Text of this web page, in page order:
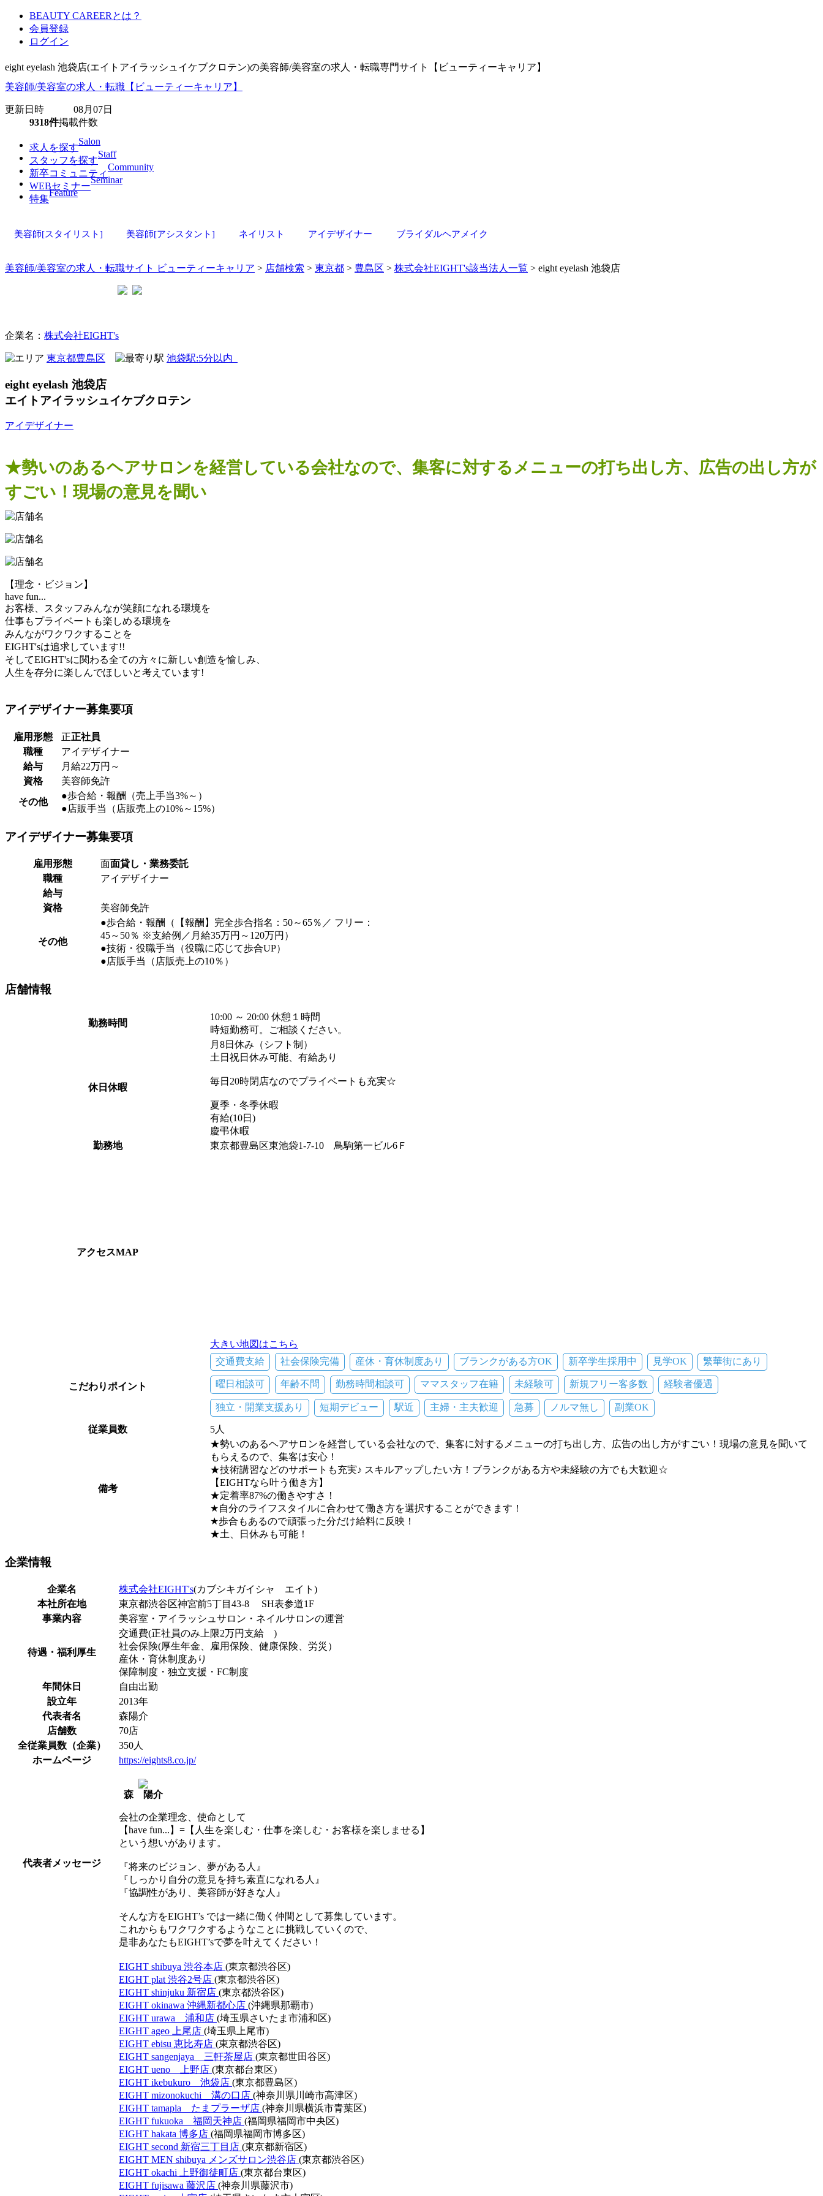
BEAUTY CAREERとは？
会員登録
ログイン
eight eyelash 池袋店(エイトアイラッシュイケブクロテン)の美容師/美容室の求人・転職専門サイト【ビューティーキャリア】
美容師/美容室の求人・転職【ビューティーキャリア】
更新日時 08月07日
9318件掲載件数
求人を探す
Salon
スタッフを探す
Staff
新卒コミュニティ
Community
WEBセミナー
Seminar
特集
Feature
美容師[スタイリスト] 美容師[アシスタント] ネイリスト アイデザイナー ブライダルヘアメイク
美容師/美容室の求人・転職サイト ビューティーキャリア > 店舗検索 > 東京都 > 豊島区 > 株式会社EIGHT's該当法人一覧 > eight eyelash 池袋店
企業名： 株式会社EIGHT's
東京都豊島区 池袋駅:5分以内
eight eyelash 池袋店
エイトアイラッシュイケブクロテン
アイデザイナー
★勢いのあるヘアサロンを経営している会社なので、集客に対するメニューの打ち出し方、広告の出し方が
すごい！現場の意見を聞い
【理念・ビジョン】
have fun...
お客様、スタッフみんなが笑顔になれる環境を
仕事もプライベートも楽しめる環境を
みんながワクワクすることを
EIGHT'sは追求しています!!
そしてEIGHT'sに関わる全ての方々に新しい創造を愉しみ、
人生を存分に楽しんでほしいと考えています!
アイデザイナー募集要項
雇用形態 正正社員
職種
アイデザイナー
給与
月給22万円～
資格
美容師免許
その他
●歩合給・報酬（売上手当3%～）
●店販手当（店販売上の10%～15%）
アイデザイナー募集要項
雇用形態 面面貸し・業務委託
職種
アイデザイナー
給与
資格
美容師免許
その他
●歩合給・報酬（【報酬】完全歩合指名：50～65％／ フリー：
45～50％ ※支給例／月給35万円～120万円）
●技術・役職手当（役職に応じて歩合UP）
●店販手当（店販売上の10％）
店舗情報
勤務時間
10:00 ～ 20:00 休憩１時間
時短勤務可。ご相談ください。
休日休暇
月8日休み（シフト制）
土日祝日休み可能、有給あり
毎日20時閉店なのでプライベートも充実☆
夏季・冬季休暇
有給(10日)
慶弔休暇
勤務地
東京都豊島区東池袋1-7-10 鳥駒第一ビル6Ｆ
アクセスMAP
大きい地図はこちら
こだわりポイント
交通費支給 社会保険完備 産休・育休制度あり ブランクがある方OK 新卒学生採用中 見学OK 繁華街にあり
曜日相談可 年齢不問 勤務時間相談可 ママスタッフ在籍 未経験可 新規フリー客多数 経験者優遇
独立・開業支援あり 短期デビュー 駅近 主婦・主夫歓迎 急募 ノルマ無し 副業OK
従業員数 5人
備考
★勢いのあるヘアサロンを経営している会社なので、集客に対するメニューの打ち出し方、広告の出し方がすごい！現場の意見を聞いて
もらえるので、集客は安心！
★技術講習などのサポートも充実♪ スキルアップしたい方！ブランクがある方や未経験の方でも大歓迎☆
【EIGHTなら叶う働き方】
★定着率87%の働きやすさ！
★自分のライフスタイルに合わせて働き方を選択することができます！
★歩合もあるので頑張った分だけ給料に反映！
★土、日休みも可能！
企業情報
企業名 株式会社EIGHT's(カブシキガイシャ エイト)
本社所在地
東京都渋谷区神宮前5丁目43-8 SH表参道1F
事業内容
美容室・アイラッシュサロン・ネイルサロンの運営
待遇・福利厚生
交通費(正社員のみ上限2万円支給 )
社会保険(厚生年金、雇用保険、健康保険、労災）
産休・育休制度あり
保障制度・独立支援・FC制度
年間休日
自由出勤
設立年
2013年
代表者名
森陽介
店舗数
70店
全従業員数（企業）
350人
ホームページ
https://eights8.co.jp/
代表者メッセージ
森 陽介
会社の企業理念、使命として
【have fun...】=【⼈⽣を楽しむ・仕事を楽しむ・お客様を楽しませる】
という想いがあります。
『将来のビジョン、夢がある⼈』
『しっかり自分の意見を持ち素直になれる⼈』
『協調性があり、美容師が好きな⼈』
そんな方をEIGHT’s では一緒に働く仲間として募集しています。
これからもワクワクするようなことに挑戦していくので、
是非あなたもEIGHT’sで夢を叶えてください！
EIGHT shibuya 渋谷本店 (東京都渋谷区)
EIGHT plat 渋谷2号店 (東京都渋谷区)
EIGHT shinjuku 新宿店 (東京都渋谷区)
EIGHT okinawa 沖縄新都心店 (沖縄県那覇市)
EIGHT urawa 浦和店 (埼玉県さいたま市浦和区)
EIGHT ageo 上尾店 (埼玉県上尾市)
EIGHT ebisu 恵比寿店 (東京都渋谷区)
EIGHT sangenjaya 三軒茶屋店 (東京都世田谷区)
EIGHT ueno 上野店 (東京都台東区)
EIGHT ikebukuro 池袋店 (東京都豊島区)
EIGHT mizonokuchi 溝の口店 (神奈川県川崎市高津区)
EIGHT tamapla たまプラーザ店 (神奈川県横浜市青葉区)
EIGHT fukuoka 福岡天神店 (福岡県福岡市中央区)
EIGHT hakata 博多店 (福岡県福岡市博多区)
EIGHT second 新宿三丁目店 (東京都新宿区)
EIGHT MEN shibuya メンズサロン渋谷店 (東京都渋谷区)
EIGHT okachi 上野御徒町店 (東京都台東区)
EIGHT fujisawa 藤沢店 (神奈川県藤沢市)